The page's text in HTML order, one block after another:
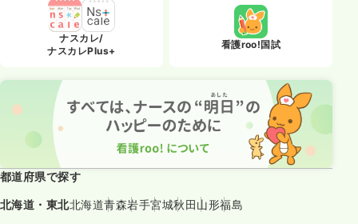
ナスカレ/
ナスカレPlus+
看護roo!国試
都道府県で探す
北海道・東北北海道青森岩手宮城秋田山形福島